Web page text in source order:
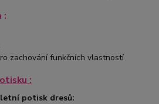
:
zachování funkčních vlastností
:
potisk dresů: